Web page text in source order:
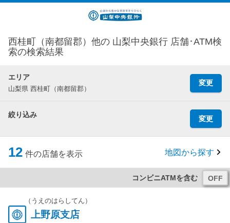
西桂町（南都留郡）他の 山梨中央銀行 店舗･ATM検
索の検索結果
エリア
山梨県 西桂町（南都留郡）
変更
絞り込み 変更
12 件の店舗を表示 地図から探す
コンビニATMを含む
（うえのはらしてん）
上野原支店